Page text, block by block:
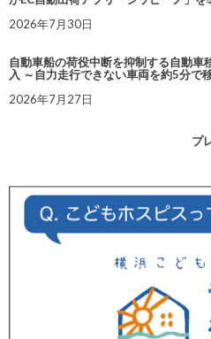
2026年7月30日
自動車船の荷役中断を抑制する自動車
入 ～自力走行できない車両を約5分で
2026年7月27日
プ